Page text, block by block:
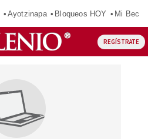
Ayotzinapa Bloqueos HOY Mi Beca
REGÍSTRATE